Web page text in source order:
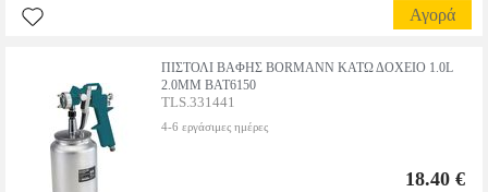
Αγορά
ΠΙΣΤΟΛΙ ΒΑΦΗΣ BORMANN ΚΑΤΩ ΔΟΧΕΙΟ 1.0L
2.0MM BAT6150
TLS.331441
4-6 εργάσιμες ημέρες
18.40 €